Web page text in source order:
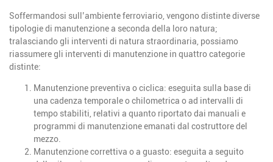
Soffermandosi sull’ambiente ferroviario, vengono distinte diverse
tipologie di manutenzione a seconda della loro natura;
tralasciando gli interventi di natura straordinaria, possiamo
riassumere gli interventi di manutenzione in quattro categorie
distinte:
Manutenzione preventiva o ciclica: eseguita sulla base di
una cadenza temporale o chilometrica o ad intervalli di
tempo stabiliti, relativi a quanto riportato dai manuali e
programmi di manutenzione emanati dal costruttore del
mezzo.
Manutenzione correttiva o a guasto: eseguita a seguito